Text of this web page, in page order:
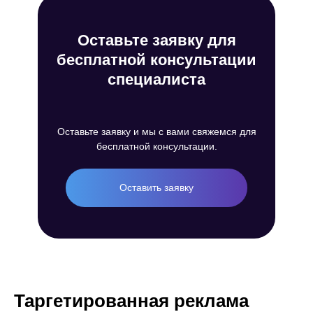
Оставьте заявку для
бесплатной консультации
специалиста
Оставьте заявку и мы с вами свяжемся для
бесплатной консультации.
Оставить заявку
Таргетированная реклама